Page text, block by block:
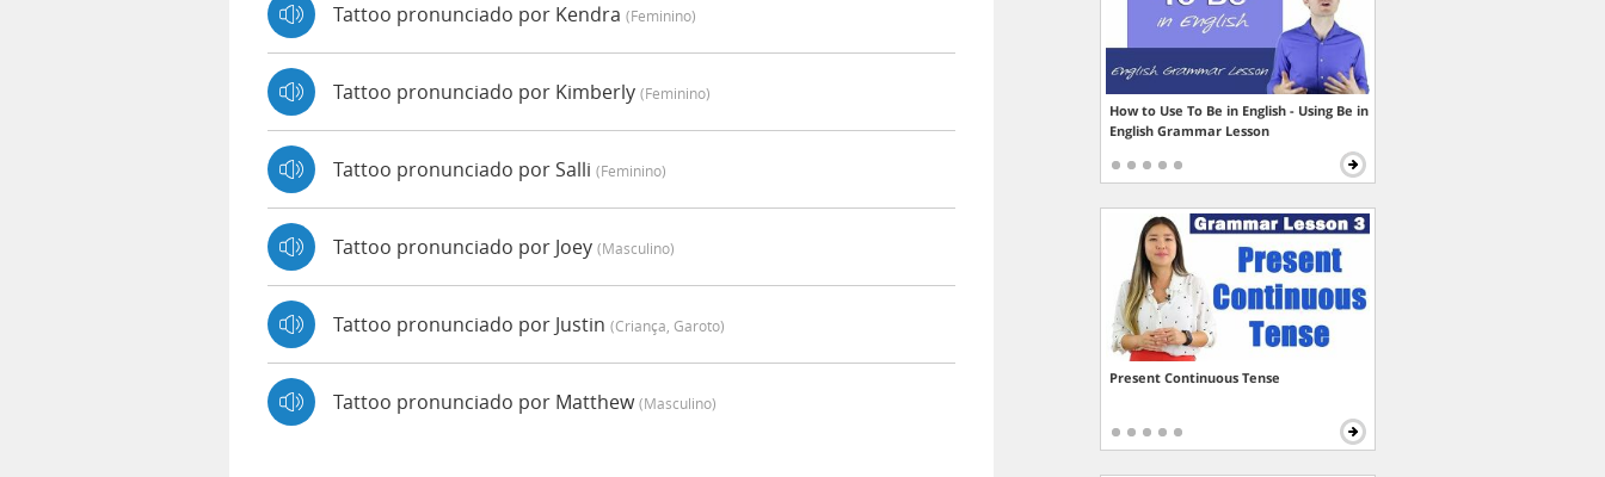
Tattoo pronunciado por Kendra (feminino)
Tattoo pronunciado por Kimberly (feminino)
Tattoo pronunciado por Salli (feminino)
Tattoo pronunciado por Joey (masculino)
Tattoo pronunciado por Justin (criança, Garoto)
Tattoo pronunciado por Matthew(masculino)
How to Use To Be in English - Using Be in
English Grammar Lesson
Present Continuous Tense